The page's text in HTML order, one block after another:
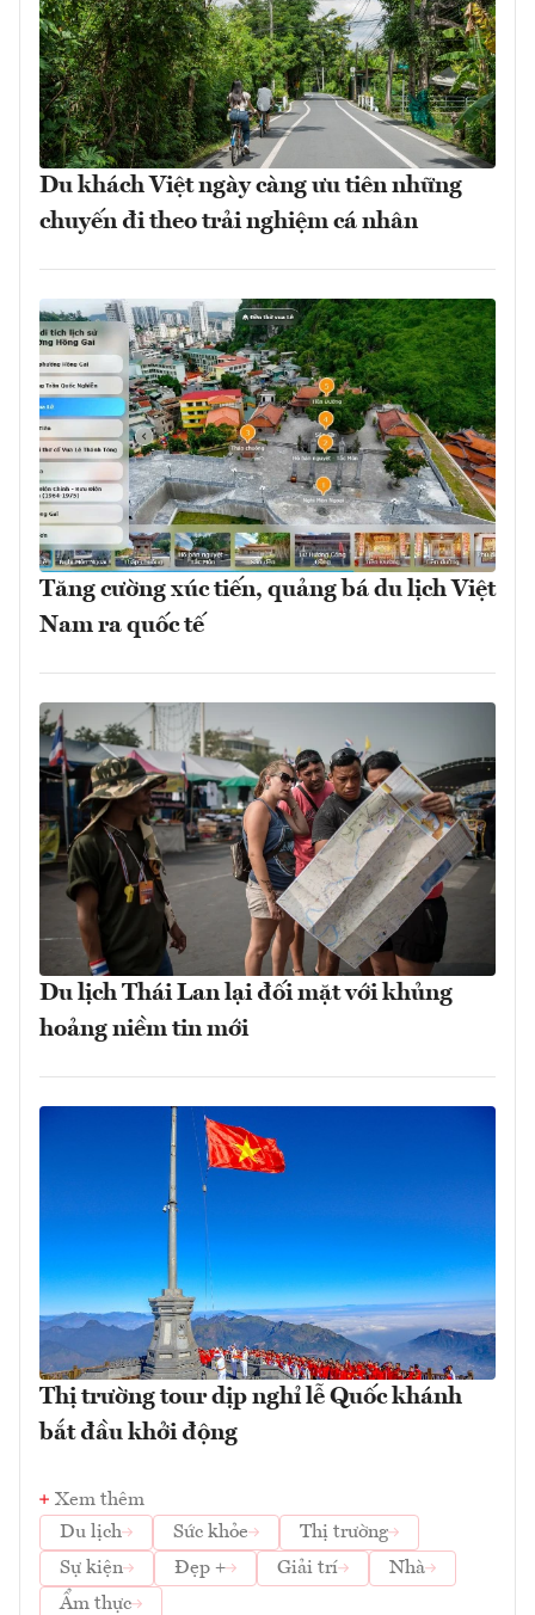
Du khách Việt ngày càng ưu tiên những
chuyến đi theo trải nghiệm cá nhân
Tăng cường xúc tiến, quảng bá du lịch Việt
Nam ra quốc tế
Du lịch Thái Lan lại đối mặt với khủng
hoảng niềm tin mới
Thị trường tour dịp nghỉ lễ Quốc khánh
bắt đầu khởi động
Xem thêm
Du lịch
Sức khỏe
Thị trường
Sự kiện
Đẹp + Giải trí
Nhà
Ẩm thực